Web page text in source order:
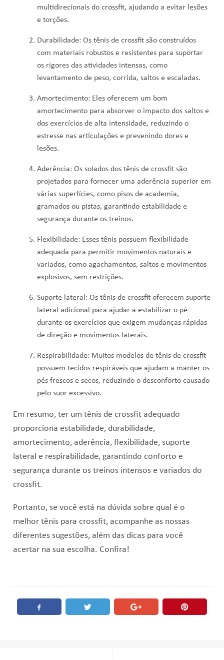
multidirecionais do crossfit, ajudando a evitar lesões
e torções.
Durabilidade: Os tênis de crossfit são construídos
com materiais robustos e resistentes para suportar
os rigores das atividades intensas, como
levantamento de peso, corrida, saltos e escaladas.
Amortecimento: Eles oferecem um bom
amortecimento para absorver o impacto dos saltos e
dos exercícios de alta intensidade, reduzindo o
estresse nas articulações e prevenindo dores e
lesões.
Aderência: Os solados dos tênis de crossfit são
projetados para fornecer uma aderência superior em
várias superfícies, como pisos de academia,
gramados ou pistas, garantindo estabilidade e
segurança durante os treinos.
Flexibilidade: Esses tênis possuem flexibilidade
adequada para permitir movimentos naturais e
variados, como agachamentos, saltos e movimentos
explosivos, sem restrições.
Suporte lateral: Os tênis de crossfit oferecem suporte
lateral adicional para ajudar a estabilizar o pé
durante os exercícios que exigem mudanças rápidas
de direção e movimentos laterais.
Respirabilidade: Muitos modelos de tênis de crossfit
possuem tecidos respiráveis ​​que ajudam a manter os
pés frescos e secos, reduzindo o desconforto causado
pelo suor excessivo.
Em resumo, ter um tênis de crossfit adequado
proporciona estabilidade, durabilidade,
amortecimento, aderência, flexibilidade, suporte
lateral e respirabilidade, garantindo conforto e
segurança durante os treinos intensos e variados do
crossfit.
Portanto, se você está na dúvida sobre qual é o
melhor tênis para crossfit, acompanhe as nossas
diferentes sugestões, além das dicas para você
acertar na sua escolha. Confira!